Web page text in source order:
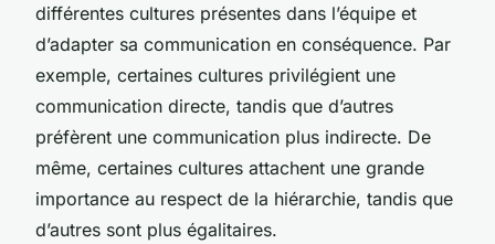
différentes cultures présentes dans l’équipe et
d’adapter sa communication en conséquence. Par
exemple, certaines cultures privilégient une
communication directe, tandis que d’autres
préfèrent une communication plus indirecte. De
même, certaines cultures attachent une grande
importance au respect de la hiérarchie, tandis que
d’autres sont plus égalitaires.